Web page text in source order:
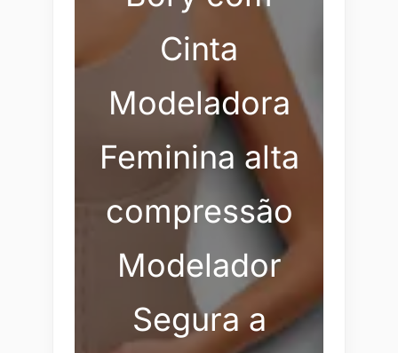
Cinta
Modeladora
Feminina alta
compressão
Modelador
Segura a